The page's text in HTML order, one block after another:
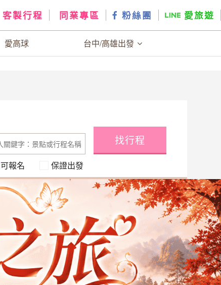
客製行程 同業專區 粉絲團 愛旅遊
愛高球 台中/高雄出發
可報名 保證出發
找行程